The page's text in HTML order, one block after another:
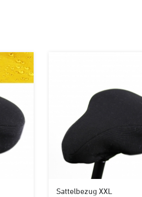
Sattelbezug XXL